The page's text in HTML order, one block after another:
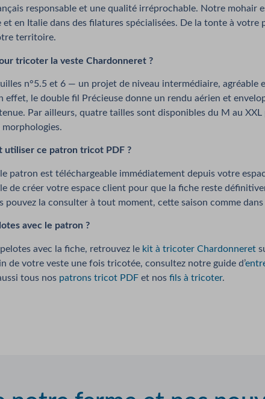
responsable et une qualité irréprochable. Notre mohair
en Italie dans des filatures spécialisées. De la tonte à votre
territoire.
tricoter la veste Chardonneret ?
n°5.5 et 6 — un projet de niveau intermédiaire, agréable
effet, le double fil Précieuse donne un rendu aérien et
Par ailleurs, quatre tailles sont disponibles du M au XXL
morphologies.
utiliser ce patron tricot PDF ?
patron est téléchargeable immédiatement depuis votre
de créer votre espace client pour que la fiche reste
pouvez la consulter à tout moment, cette saison comme dans
avec le patron ?
avec la fiche, retrouvez le kit à tricoter Chardonneret
de votre veste une fois tricotée, consultez notre guide d’
tous nos patrons tricot PDFet nos fils à tricoter.